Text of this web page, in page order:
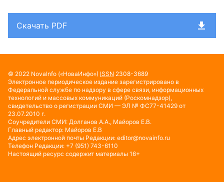
Скачать PDF
© 2022 NovaInfo («НоваИнфо») ISSN 2308-3689
Электронное периодическое издание зарегистрировано в
Федеральной службе по надзору в сфере связи, информационных
технологий и массовых коммуникаций (Роскомнадзор),
свидетельство о регистрации СМИ — ЭЛ № ФС77-41429 от
23.07.2010 г.
Соучредители СМИ: Долганов А.А., Майоров Е.В.
Главный редактор: Майоров Е.В
Адрес электронной почты Редакции: editor@novainfo.ru
Телефон Редакции: +7 (951) 743-6110
Настоящий ресурс содержит материалы 16+